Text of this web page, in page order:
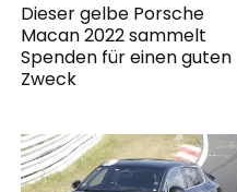
Dieser gelbe Porsche
Macan 2022 sammelt
Spenden für einen guten
Zweck